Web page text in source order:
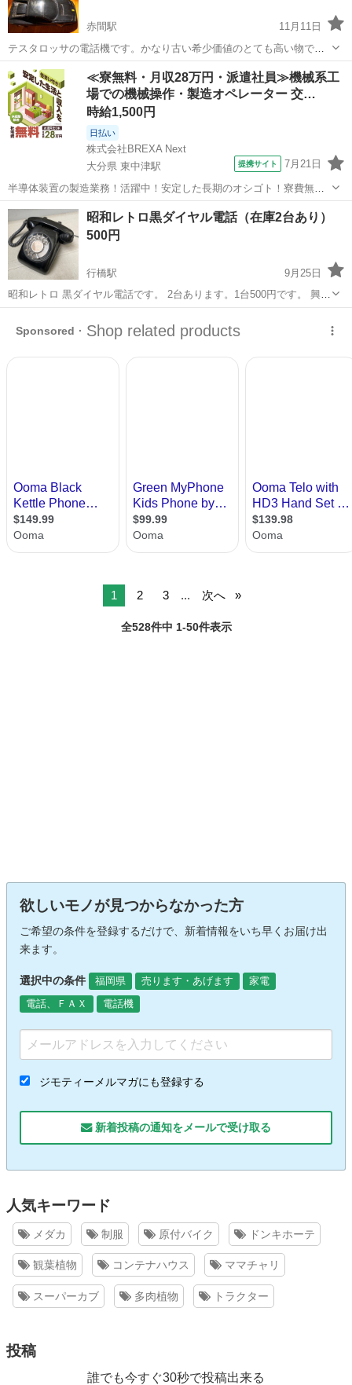
赤間駅
11月11日
テスタロッサの電話機です。かなり古い希少価値のとても高い物では
無いでしょうか？ メイドインホンコン！
福岡 宗像市 赤間駅 電話、ＦＡＸ フェラーリ
≪寮無料・月収28万円・派遣社員≫機械系工
場での機械操作・製造オペレーター 交…
時給1,500円
日払い
株式会社BREXA Next
大分県 東中津駅
提携サイト 7月21日
半導体装置の製造業務！活躍中！安定した長期のオシゴト！寮費無料
★赴任旅費会社負担◎20代～40代の男性活躍中★未経験活躍中！高時
給1,500円！《大分県中津市》 人気の工場のお仕事 ◇半導体装置内部
のシート製造◇ ＊クリー...
大分 中津市 東中津駅 その他
昭和レトロ黒ダイヤル電話（在庫2台あり）
500円
行橋駅
9月25日
昭和レトロ 黒ダイヤル電話です。 2台あります。1台500円です。 興味
のある方はお願いします^ ^
1 2 3 ... 次へ
全528件中 1-50件表示
欲しいモノが見つからなかった方
ご希望の条件を登録するだけで、新着情報をいち早くお届け出
来ます。
選択中の条件 福岡県 売ります・あげます
家電
電話、ＦＡＸ
電話機
ジモティーメルマガにも登録する
新着投稿の通知をメールで受け取る
人気キーワード
メダカ 制服 原付バイク ドンキホーテ
観葉植物 コンテナハウス ママチャリ
スーパーカブ 多肉植物 トラクター
投稿
誰でも今すぐ30秒で投稿出来る